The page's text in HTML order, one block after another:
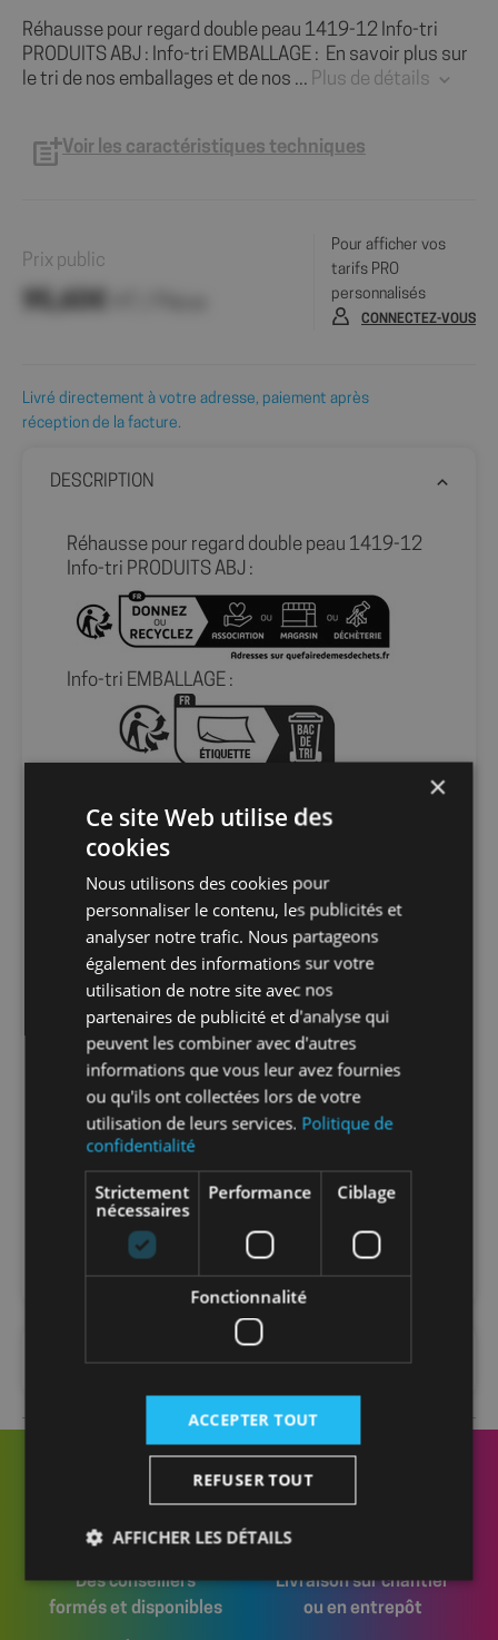
Réhausse pour regard double peau 1419-12 Info-tri
PRODUITS ABJ : Info-tri EMBALLAGE : En savoir plus sur
le tri de nos emballages et de nos ... Plus de détails
Voir les caractéristiques techniques
Prix public
95,60€
Pour afficher vos
tarifs PRO
personnalisés
CONNECTEZ-VOUS
Livré directement à votre adresse, paiement après
réception de la facture.
DESCRIPTION
Réhausse pour regard double peau 1419-12
Info-tri PRODUITS ABJ :
Info-tri EMBALLAGE :
Nombre par
unité
1
Nombre par
sachet
1
Nombre par
carton
Nombre par
36
Des conseillers
formés et disponibles
Livraison sur chantier
ou en entrepôt
×
Ce site Web utilise des
cookies
Nous utilisons des cookies pour
personnaliser le contenu, les publicités et
analyser notre trafic. Nous partageons
également des informations sur votre
utilisation de notre site avec nos
partenaires de publicité et d'analyse qui
peuvent les combiner avec d'autres
informations que vous leur avez fournies
ou qu'ils ont collectées lors de votre
utilisation de leurs services. Politique de
confidentialité
Strictement
nécessaires
Performance Ciblage
Fonctionnalité
ACCEPTER TOUT
REFUSER TOUT
AFFICHER LES DÉTAILS